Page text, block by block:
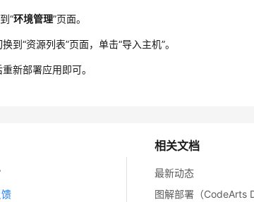
“环境管理”页面。
换到“资源列表”页面，单击“导入主机”。
新部署应用即可。
相关文档
最新动态
图解部署（CodeArts